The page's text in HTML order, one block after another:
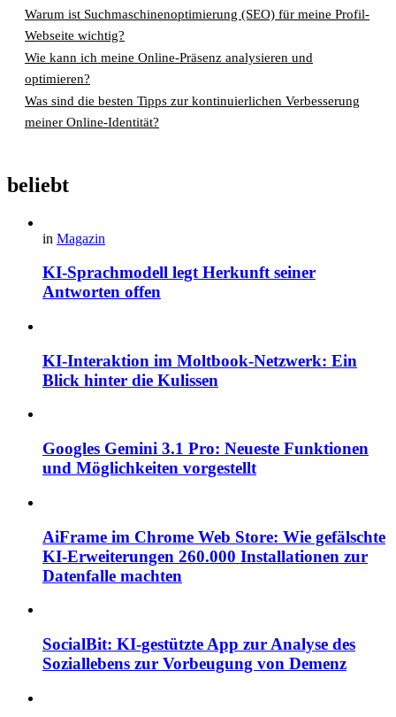
Warum ist Suchmaschinenoptimierung (SEO) für meine Profil-
Webseite wichtig?
Wie kann ich meine Online-Präsenz analysieren und
optimieren?
Was sind die besten Tipps zur kontinuierlichen Verbesserung
meiner Online-Identität?
beliebt
in Magazin
KI-Sprachmodell legt Herkunft seiner
Antworten offen
KI-Interaktion im Moltbook-Netzwerk: Ein
Blick hinter die Kulissen
Googles Gemini 3.1 Pro: Neueste Funktionen
und Möglichkeiten vorgestellt
AiFrame im Chrome Web Store: Wie gefälschte
KI-Erweiterungen 260.000 Installationen zur
Datenfalle machten
SocialBit: KI-gestützte App zur Analyse des
Soziallebens zur Vorbeugung von Demenz